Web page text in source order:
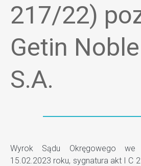
217/22)
Getin
S.A.
Wyrok Sądu Okręgowego
15.02.2023 roku, sygnatura akt I C